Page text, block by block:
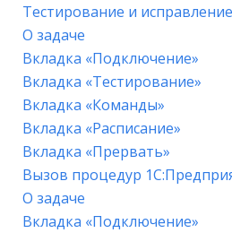
Тестирование и
О задаче
Вкладка «Подключение»
Вкладка «Тестирование»
Вкладка «Команды»
Вкладка «Расписание»
Вкладка «Прервать»
Вызов процедур
О задаче
Вкладка «Подключение»